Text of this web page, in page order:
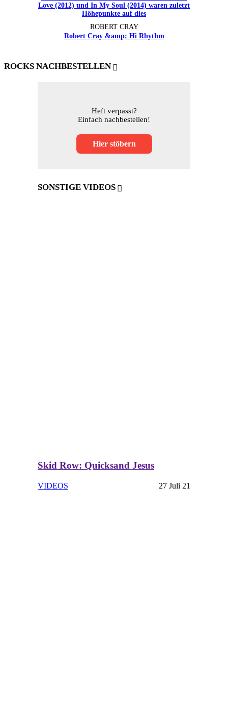
ROBERT CRAY
Robert Cray &amp; Hi Rhythm
ROCKS NACHBESTELLEN
Heft verpasst?
Einfach nachbestellen!
Hier stöbern
SONSTIGE VIDEOS
Skid Row: Quicksand Jesus
VIDEOS 27 Juli 21